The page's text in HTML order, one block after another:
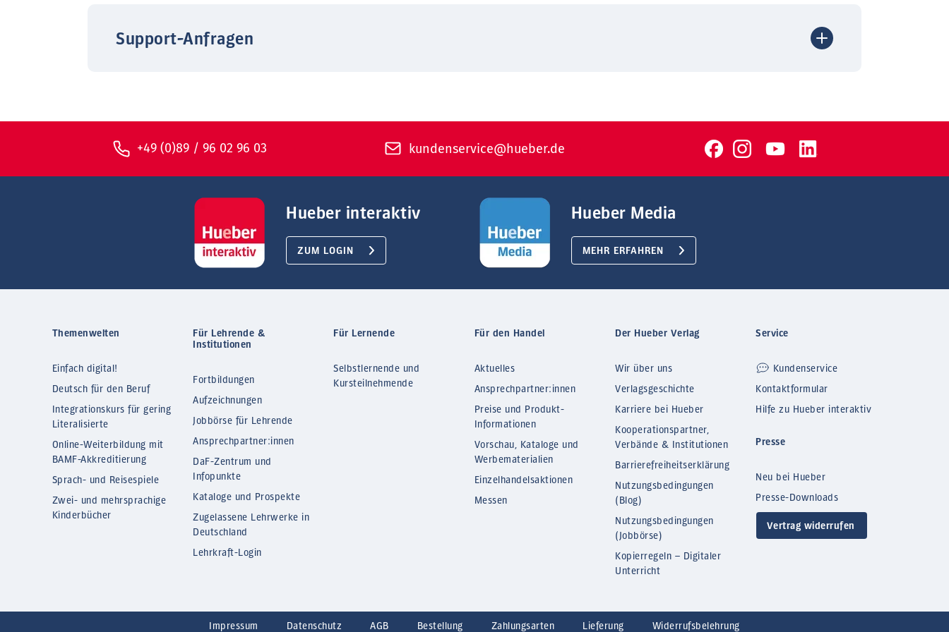
Support-Anfragen
+49 (0)89 / 96 02 96 03 kundenservice@hueber.de
Hueber interaktiv
ZUM LOGIN
Hueber Media
MEHR ERFAHREN
Themenwelten
Einfach digital!
Deutsch für den Beruf
Integrationskurs für gering
Literalisierte
Online-Weiterbildung mit
BAMF-Akkreditierung
Sprach- und Reisespiele
Zwei- und mehrsprachige
Kinderbücher
Für Lehrende &
Institutionen
Fortbildungen
Aufzeichnungen
Jobbörse für Lehrende
Ansprechpartner:innen
DaF-Zentrum und
Infopunkte
Kataloge und Prospekte
Zugelassene Lehrwerke in
Deutschland
Lehrkraft-Login
Für Lernende
Selbstlernende und
Kursteilnehmende
Für den Handel
Aktuelles
Ansprechpartner:innen
Preise und Produkt-
Informationen
Vorschau, Kataloge und
Werbematerialien
Einzelhandelsaktionen
Messen
Der Hueber Verlag
Wir über uns
Verlagsgeschichte
Karriere bei Hueber
Kooperationspartner,
Verbände & Institutionen
Barrierefreiheitserklärung
Nutzungsbedingungen
(Blog)
Nutzungsbedingungen
(Jobbörse)
Kopierregeln – Digitaler
Unterricht
Service
Kundenservice
Kontaktformular
Hilfe zu Hueber interaktiv
Presse
Neu bei Hueber
Presse-Downloads
Vertrag widerrufen
Impressum Datenschutz AGB Bestellung Zahlungsarten Lieferung Widerrufsbelehrung